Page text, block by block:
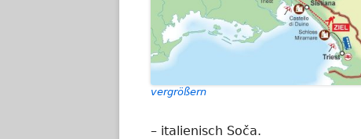
vergrößern
– italienisch Soča.